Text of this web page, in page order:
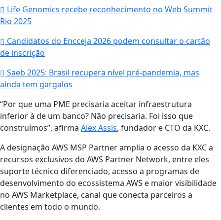
Life Genomics recebe reconhecimento no Web Summit
Rio 2025
Candidatos do Encceja 2026 podem consultar o cartão
de inscrição
Saeb 2025: Brasil recupera nível pré-pandemia, mas
ainda tem gargalos
“Por que uma PME precisaria aceitar infraestrutura
inferior à de um banco? Não precisaria. Foi isso que
construímos”, afirma Alex Assis, fundador e CTO da KXC.
A designação AWS MSP Partner amplia o acesso da KXC a
recursos exclusivos do AWS Partner Network, entre eles
suporte técnico diferenciado, acesso a programas de
desenvolvimento do ecossistema AWS e maior visibilidade
no AWS Marketplace, canal que conecta parceiros a
clientes em todo o mundo.